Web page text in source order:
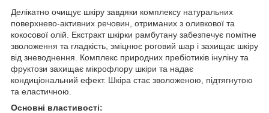
Делікатно очищує шкіру завдяки комплексу натуральних
поверхнево-активних речовин, отриманих з оливкової та
кокосової олій. Екстракт шкірки рамбутану забезпечує помітне
зволоження та гладкість, зміцнює роговий шар і захищає шкіру
від зневоднення. Комплекс природних пребіотиків інуліну та
фруктози захищає мікрофлору шкіри та надає
кондиціональний ефект. Шкіра стає зволоженою, підтягнутою
та еластичною.
Основні властивості: